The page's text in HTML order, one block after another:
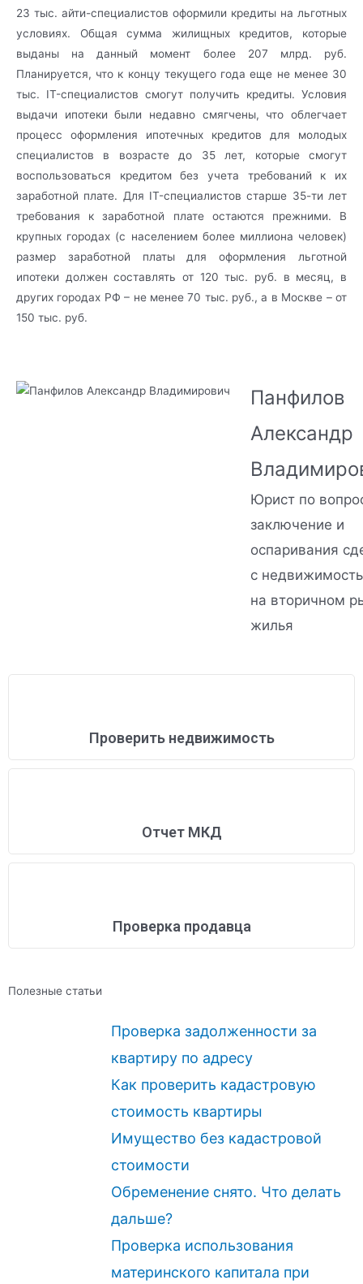
23 тыс. айти-специалистов оформили кредиты на льготных
условиях. Общая сумма жилищных кредитов, которые
выданы на данный момент более 207 млрд. руб.
Планируется, что к концу текущего года еще не менее 30
тыс. IT-специалистов смогут получить кредиты. Условия
выдачи ипотеки были недавно смягчены, что облегчает
процесс оформления ипотечных кредитов для молодых
специалистов в возрасте до 35 лет, которые смогут
воспользоваться кредитом без учета требований к их
заработной плате. Для IT-специалистов старше 35-ти лет
требования к заработной плате остаются прежними. В
крупных городах (с населением более миллиона человек)
размер заработной платы для оформления льготной
ипотеки должен составлять от 120 тыс. руб. в месяц, в
других городах РФ – не менее 70 тыс. руб., а в Москве – от
150 тыс. руб.
Панфилов
Александр
Юрист по
заключение и
оспаривания
с
на вторичном
жилья
Проверить недвижимость
Отчет МКД
Проверка продавца
Полезные статьи
Проверка задолженности за
квартиру по адресу
Как проверить кадастровую
стоимость квартиры
Имущество без кадастровой
стоимости
Обременение снято. Что делать
дальше?
Проверка использования
материнского капитала при